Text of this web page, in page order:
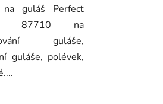
guláš Perfect
87710 na
guláše,
guláše, polévek,